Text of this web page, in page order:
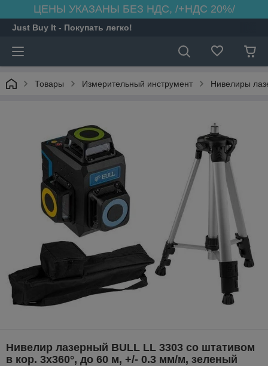
ЦЕНЫ УКАЗАНЫ БЕЗ НДС, /+НДС 20%/
Just Buy It - Покупать легко!
Товары Измерительный инструмент Нивелиры
Нивелир лазерный BULL LL 3303 со штативом
в кор. 3х360°, до 60 м, +/- 0.3 мм/м, зеленый